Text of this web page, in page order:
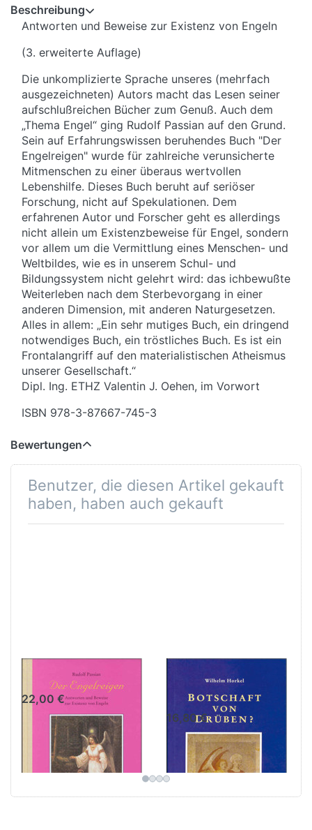
Beschreibung
Antworten und Beweise zur Existenz von Engeln
(3. erweiterte Auflage)
Die unkomplizierte Sprache unseres (mehrfach
ausgezeichneten) Autors macht das Lesen seiner
aufschlußreichen Bücher zum Genuß. Auch dem
„Thema Engel“ ging Rudolf Passian auf den Grund.
Sein auf Erfahrungswissen beruhendes Buch "Der
Engelreigen" wurde für zahlreiche verunsicherte
Mitmenschen zu einer überaus wertvollen
Lebenshilfe. Dieses Buch beruht auf seriöser
Forschung, nicht auf Spekulationen. Dem
erfahrenen Autor und Forscher geht es allerdings
nicht allein um Existenzbeweise für Engel, sondern
vor allem um die Vermittlung eines Menschen- und
Weltbildes, wie es in unserem Schul- und
Bildungssystem nicht gelehrt wird: das ichbewußte
Weiterleben nach dem Sterbevorgang in einer
anderen Dimension, mit anderen Naturgesetzen.
Alles in allem: „Ein sehr mutiges Buch, ein dringend
notwendiges Buch, ein tröstliches Buch. Es ist ein
Frontalangriff auf den materialistischen Atheismus
unserer Gesellschaft.“
Dipl. Ing. ETHZ Valentin J. Oehen, im Vorwort
ISBN 978-3-87667-745-3
Bewertungen
Benutzer, die diesen Artikel gekauft
haben, haben auch gekauft
Der Engelreigen
22,00 €
Botschaft von
Drüben?
16,80 €